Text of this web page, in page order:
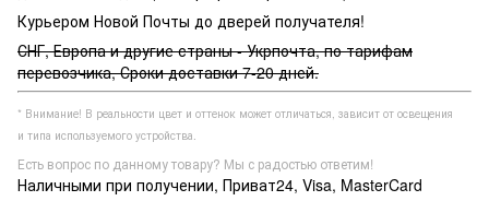
Курьером Новой Почты до дверей получателя!
СНГ, Европа и другие страны - Укрпочта, по тарифам
перевозчика, Сроки доставки 7-20 дней.
* Внимание! В реальности цвет и оттенок может отличаться, зависит от освещения
и типа используемого устройства.
Есть вопрос по данному товару? Мы с радостью ответим!
Наличными при получении, Приват24, Visa, MasterCard